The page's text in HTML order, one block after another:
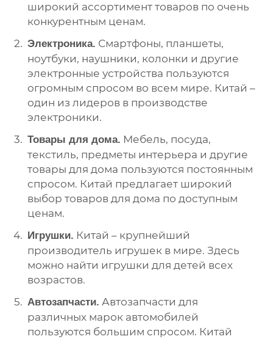
широкий ассортимент товаров по очень
конкурентным ценам.
Электроника. Смартфоны, планшеты,
ноутбуки, наушники, колонки и другие
электронные устройства пользуются
огромным спросом во всем мире. Китай –
один из лидеров в производстве
электроники.
Товары для дома. Мебель, посуда,
текстиль, предметы интерьера и другие
товары для дома пользуются постоянным
спросом. Китай предлагает широкий
выбор товаров для дома по доступным
ценам.
Игрушки. Китай – крупнейший
производитель игрушек в мире. Здесь
можно найти игрушки для детей всех
возрастов.
Автозапчасти. Автозапчасти для
различных марок автомобилей
пользуются большим спросом. Китай